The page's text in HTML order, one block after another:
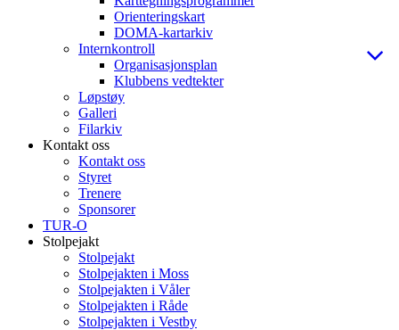
Orienteringskart
DOMA-kartarkiv
Internkontroll
Organisasjonsplan
Klubbens vedtekter
Løpstøy
Galleri
Filarkiv
Kontakt oss
Kontakt oss
Styret
Trenere
Sponsorer
TUR-O
Stolpejakt
Stolpejakt
Stolpejakten i Moss
Stolpejakten i Våler
Stolpejakten i Råde
Stolpejakten i Vestby